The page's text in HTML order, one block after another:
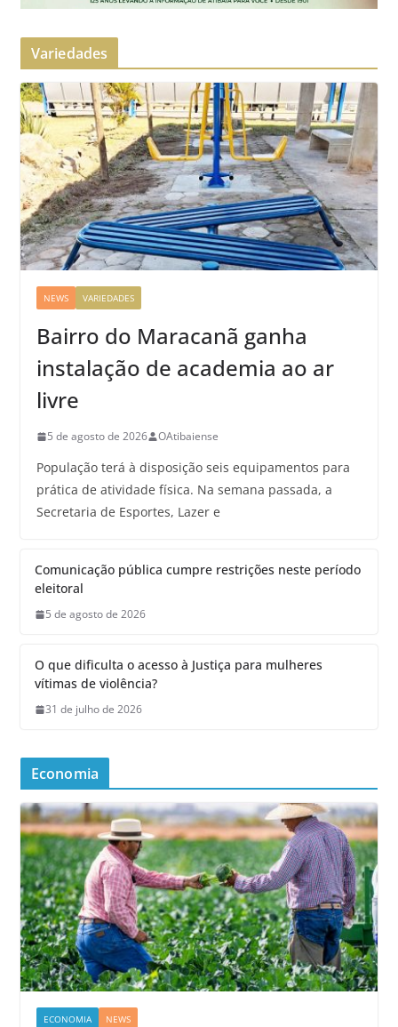
Variedades
NEWS VARIEDADES
Bairro do Maracanã ganha
instalação de academia ao ar
livre
5 de agosto de 2026 OAtibaiense
População terá à disposição seis equipamentos para
prática de atividade física. Na semana passada, a
Secretaria de Esportes, Lazer e
Comunicação pública cumpre restrições neste período
eleitoral
5 de agosto de 2026
O que dificulta o acesso à Justiça para mulheres
vítimas de violência?
31 de julho de 2026
Economia
ECONOMIA NEWS